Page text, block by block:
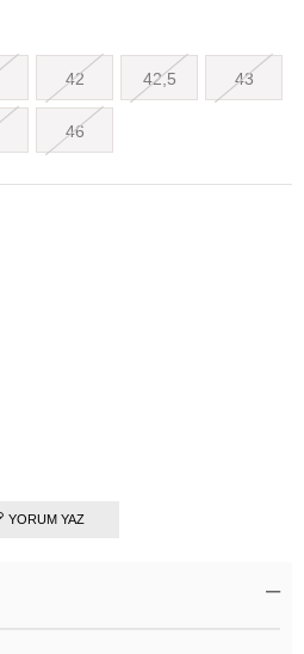
42 42,5 43
46
YORUM YAZ